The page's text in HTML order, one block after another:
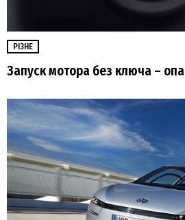
РІЗНЕ
Запуск мотора без ключа –